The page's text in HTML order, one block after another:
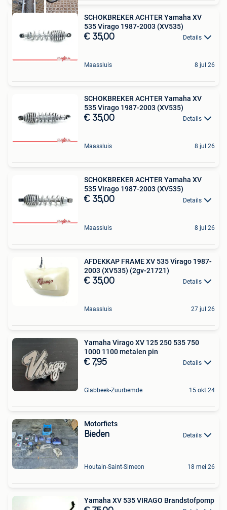
SCHOKBREKER ACHTER Yamaha XV
535 Virago 1987-2003 (XV535)
€ 35,00 Details
Maassluis 8 jul 26
SCHOKBREKER ACHTER Yamaha XV
535 Virago 1987-2003 (XV535)
€ 35,00 Details
Maassluis 8 jul 26
SCHOKBREKER ACHTER Yamaha XV
535 Virago 1987-2003 (XV535)
€ 35,00 Details
Maassluis 8 jul 26
AFDEKKAP FRAME XV 535 Virago 1987-
2003 (XV535) (2gv-21721)
€ 35,00 Details
Maassluis 27 jul 26
Yamaha Virago XV 125 250 535 750
1000 1100 metalen pin
€ 7,95 Details
Glabbeek-Zuurbemde 15 okt 24
Motorfiets
Bieden Details
Houtain-Saint-Simeon 18 mei 26
Yamaha XV 535 VIRAGO Brandstofpomp